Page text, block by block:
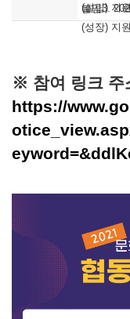
(설립) 지
붙임3.
(성장) 지
※ 참여 링크 주
https://